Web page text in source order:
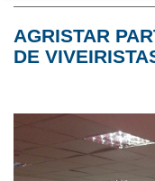
AGRISTAR
DE